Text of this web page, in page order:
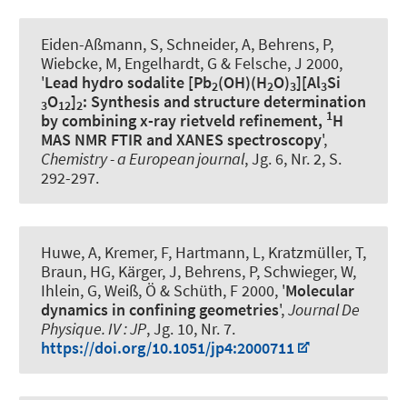
Eiden-Aßmann, S, Schneider, A, Behrens, P,
Wiebcke, M, Engelhardt, G & Felsche, J 2000,
'Lead hydro sodalite [Pb2(OH)(H2O)3][Al3Si
3O12]2: Synthesis and structure determination
by combining x-ray rietveld refinement, 1H
MAS NMR FTIR and XANES spectroscopy',
Chemistry - a European journal, Jg. 6, Nr. 2, S.
292-297.
Huwe, A, Kremer, F, Hartmann, L, Kratzmüller, T,
Braun, HG, Kärger, J, Behrens, P, Schwieger, W,
Ihlein, G, Weiß, Ö & Schüth, F 2000, 'Molecular
dynamics in confining geometries',Journal De
Physique. IV : JP, Jg. 10, Nr. 7.
https://doi.org/10.1051/jp4:2000711